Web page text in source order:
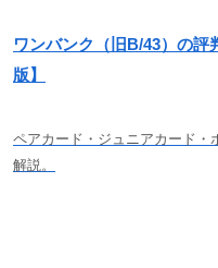
ワンバンク（旧B/43）の評
版】
ペアカード・ジュニアカード・
解説。